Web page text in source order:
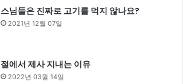
스님들은 진짜로 고기를 먹지 않나요?
2021년 12월 07일
절에서 제사 지내는 이유
2022년 03월 14일